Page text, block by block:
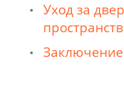
Уход за
Заключение